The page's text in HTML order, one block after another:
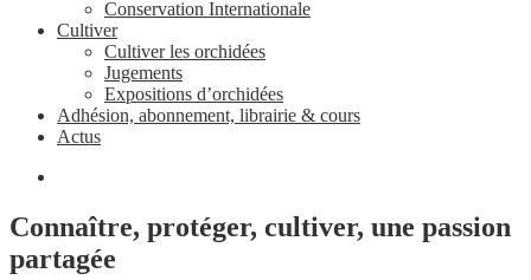
Conservation Internationale
Cultiver
Cultiver les orchidées
Jugements
Expositions d’orchidées
Adhésion, abonnement, librairie & cours
Actus
Connaître, protéger, cultiver, une passion
partagée